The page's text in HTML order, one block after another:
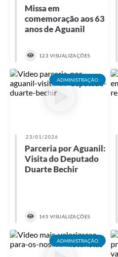
Missa em
comemoração aos 63
anos de Aguanil
123 VISUALIZAÇÕES
ADMINISTRAÇÃO
23/01/2026
Parceria por Aguanil:
Visita do Deputado
Duarte Bechir
145 VISUALIZAÇÕES
ADMINISTRAÇÃO